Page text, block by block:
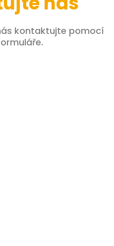
kontaktujte pomocí